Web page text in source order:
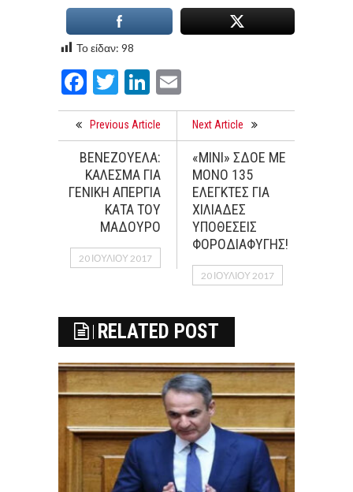
Το είδαν: 98
Facebook
TwitterLinkedIn
Previous Article
ΒΕΝΕΖΟΥΕΛΑ:
ΚΑΛΕΣΜΑ ΓΙΑ
ΓΕΝΙΚΗ ΑΠΕΡΓΙΑ
ΚΑΤΑ ΤΟΥ
ΜΑΔΟΥΡΟ
20 ΙΟΥΛΊΟΥ 2017
Next Article
«ΜΙΝΙ» ΣΔΟΕ ΜΕ
ΜΟΝΟ 135
ΕΛΕΓΚΤΕΣ ΓΙΑ
ΧΙΛΙΑΔΕΣ
ΥΠΟΘΕΣΕΙΣ
ΦΟΡΟΔΙΑΦΥΓΗΣ!
20 ΙΟΥΛΊΟΥ 2017
RELATED POST